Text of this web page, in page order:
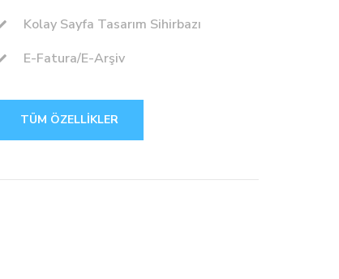
Kolay Sayfa Tasarım Sihirbazı
E-Fatura/E-Arşiv
TÜM ÖZELLIKLER